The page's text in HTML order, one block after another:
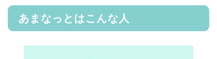
あまなっとはこんな人